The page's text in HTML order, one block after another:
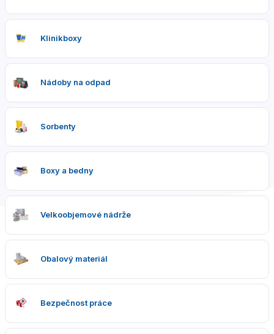
Klinikboxy
Nádoby na odpad
Sorbenty
Boxy a bedny
Velkoobjemové nádrže
Obalový materiál
Bezpečnost práce